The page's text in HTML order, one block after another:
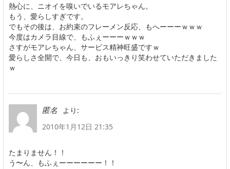
熱心に、ニオイを嗅いでいるモアレちゃん。
もう、愛らしすぎです。
でもその後は、お約束のフレーメン反応、もへーーーｗｗｗ
今度はカメラ目線で、もふぇーーーｗｗｗ
さすがモアレちゃん、サービス精神旺盛ですｗ
愛らしさ全開で、今日も、おもいっきり笑わせていただきました
ｗ
匿名
より:
2010年1月12日 21:35
たまりません！！
う〜ん、もふぇーーーーーー！！